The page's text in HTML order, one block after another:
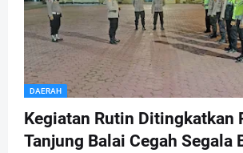
DAERAH
Kegiatan Rutin Ditingkatkan
Tanjung Balai Cegah Segala